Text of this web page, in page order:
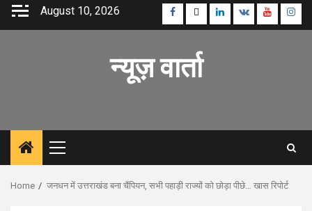
Skip
August 10, 2026 Facebook
TwitterLinkedin
VK Youtube
न्यूज़ वार्ता
Primary
Menu
Home जनधन में उत्तराखंड बना चैंपियन, सभी पहाड़ी राज्यों को छोड़ा पीछे… खास रिपोर्ट